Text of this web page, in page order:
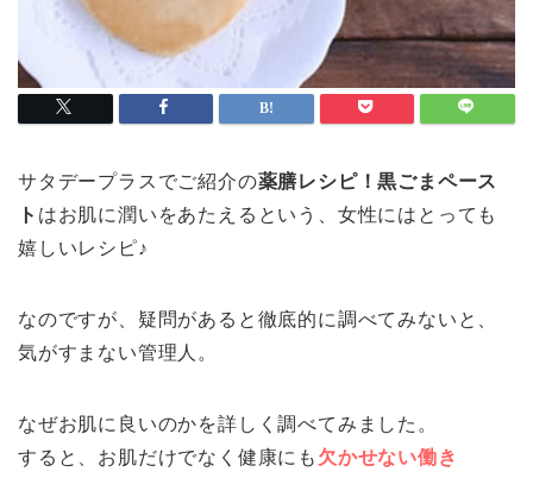
サタデープラスでご紹介の薬膳レシピ！黒ごまペース
ト はお肌に潤いをあたえるという、女性にはとっても
嬉しいレシピ♪
なのですが、疑問があると徹底的に調べてみないと、
気がすまない管理人。
なぜお肌に良いのかを詳しく調べてみました。
すると、お肌だけでなく健康にも 欠かせない働き